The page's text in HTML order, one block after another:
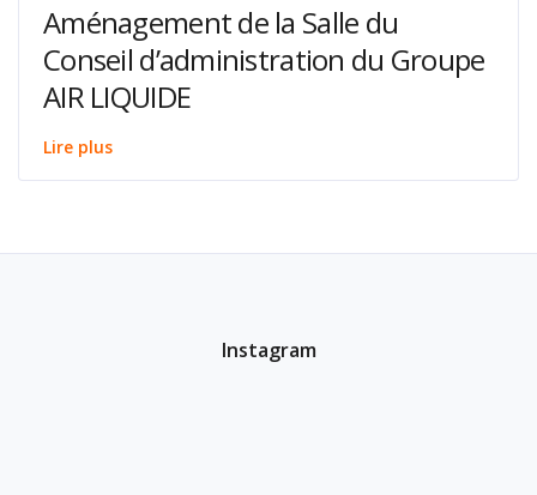
Aménagement de la Salle du
Conseil d’administration du Groupe
AIR LIQUIDE
Lire plus
Instagram